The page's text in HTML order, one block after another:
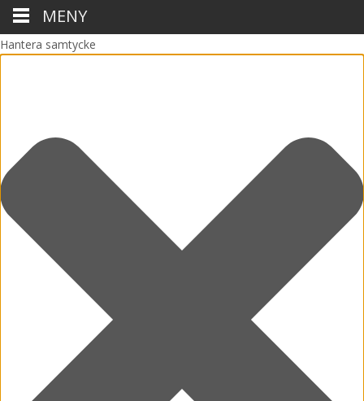
Hantera samtycke
MENY